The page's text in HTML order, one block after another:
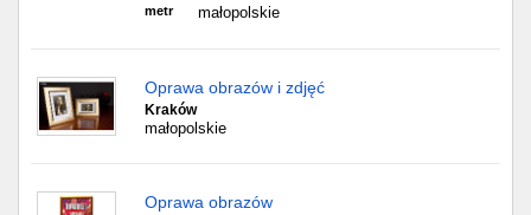
metr małopolskie
Oprawa obrazów i zdjęć
Kraków
małopolskie
Oprawa obrazów